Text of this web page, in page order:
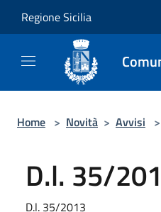
Regione Sicilia
Home > Novità > Avvisi >
D.l. 35/
D.l. 35/2013